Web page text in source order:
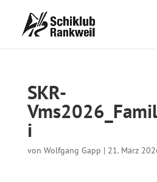
SKR-
i
von Wolfgang Gapp | 21. März